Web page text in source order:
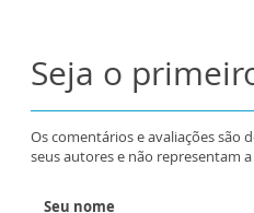
Seja o
Os comentários e avaliações são
seus autores e não representam
Seu nome